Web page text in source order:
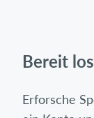
Bereit
Erforsche